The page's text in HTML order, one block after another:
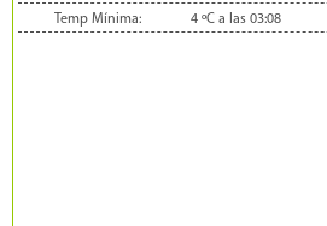
Temp Mínima:
4 ºC a las 03:08